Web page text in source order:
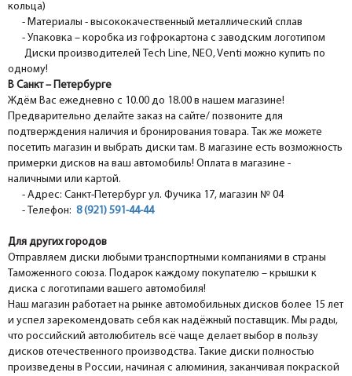
кольца)
- Материалы - высококачественный металлический сплав
- Упаковка – коробка из гофрокартона с заводским логотипом
Диски производителей Tech Line, NEO, Venti можно купить по
одному!
В Санкт – Петербурге
Ждём Вас ежедневно с 10.00 до 18.00 в нашем магазине!
Предварительно делайте заказ на сайте/ позвоните для
подтверждения наличия и бронирования товара. Так же можете
посетить магазин и выбрать диски там. В магазине есть возможность
примерки дисков на ваш автомобиль! Оплата в магазине -
наличными или картой.
- Адрес: Санкт-Петербург ул. Фучика 17, магазин № 04
- Телефон: 8 (921) 591-44-44
Для других городов
Отправляем диски любыми транспортными компаниями в страны
Таможенного союза. Подарок каждому покупателю – крышки к
диска с логотипами вашего автомобиля!
Наш магазин работает на рынке автомобильных дисков более 15 лет
и успел зарекомендовать себя как надёжный поставщик. Мы рады,
что российский автолюбитель всё чаще делает выбор в пользу
дисков отечественного производства. Такие диски полностью
произведены в России, начиная с алюминия, заканчивая покраской